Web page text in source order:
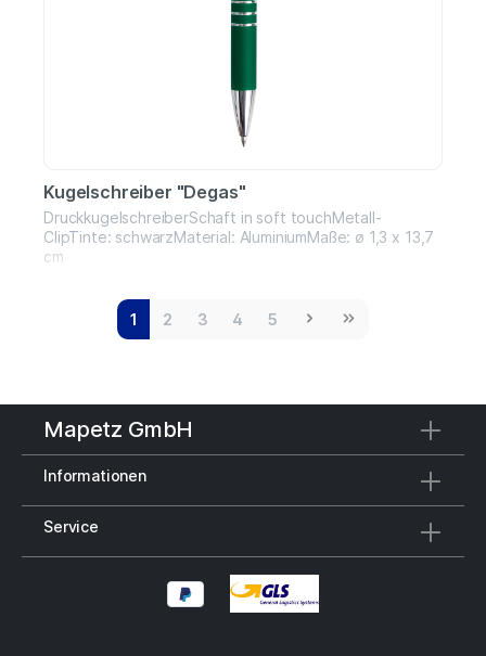
Kugelschreiber "Degas"
DruckkugelschreiberSchaft in soft touchMetall-
ClipTinte: schwarzMaterial: AluminiumMaße: ø 1,3 x 13,7
cm
1 2 3 4 5
Mapetz GmbH
Informationen
Service